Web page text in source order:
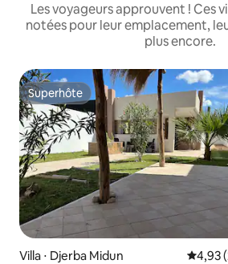
Les voyageurs approuvent ! Ces
notées pour leur emplacement,
plus encore.
Superhôte
Superhôte
Villa ⋅ Djerba Midun
4,93